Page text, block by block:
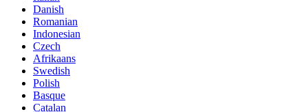
Danish
Romanian
Indonesian
Czech
Afrikaans
Swedish
Polish
Basque
Catalan